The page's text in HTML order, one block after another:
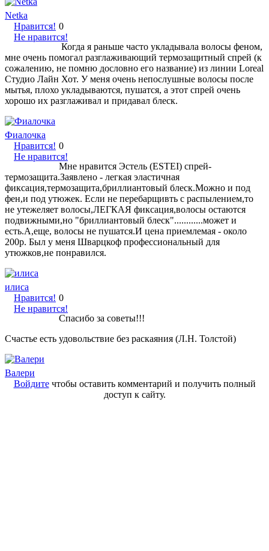
Netka
Нравится!
Не нравится!
0
Когда я раньше часто укладывала волосы феном,
мне очень помогал разглаживающий термозащитный спрей (к
сожалению, не помню дословно его название) из линии Loreal
Студио Лайн Хот. У меня очень непослушные волосы после
мытья, плохо укладываются, пушатся, а этот спрей очень
хорошо их разглаживал и придавал блеск.
Фиалочка
Нравится!
Не нравится!
0
Мне нравится Эстель (ESTEI) спрей-
термозащита.Заявлено - легкая эластичная
фиксация,термозащита,бриллиантовый блеск.Можно и под
фен,и под утюжек. Если не перебарщивть с распылением,то
не утежеляет волосы,ЛЕГКАЯ фиксация,волосы остаются
подвижными,но "бриллиантовый блеск"............может и
есть.А,еще, волосы не пушатся.И цена приемлемая - около
200р. Был у меня Шварцкоф профессиональный для
утюжков,не понравился.
илиса
Нравится!
Не нравится!
0
Спасибо за советы!!!
Счастье есть удовольствие без раскаяния (Л.Н. Толстой)
Валери
Войдитечтобы оставить комментарий и получить полный
доступ к сайту.